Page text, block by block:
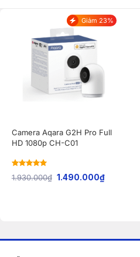
Giảm 23%
Camera Aqara G2H Pro Full
HD 1080p CH-C01
Rated
out
of 5
1.930.000₫ 1.490.000₫